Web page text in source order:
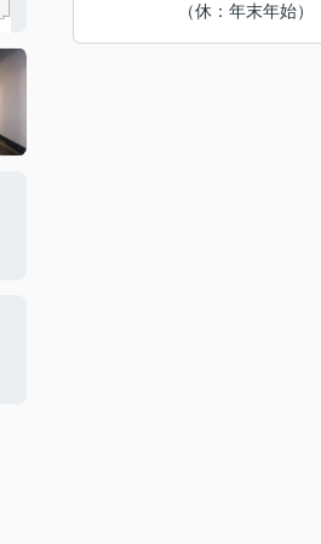
（休：年末年始）